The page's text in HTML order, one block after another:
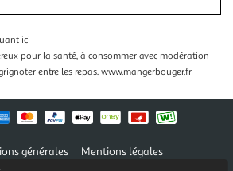
ici
pour la santé, à consommer avec modération
entre les repas. www.mangerbouger.fr
générales
Mentions légales
et promotions